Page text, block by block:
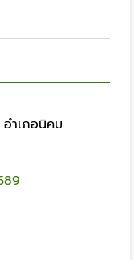
ำเภอนิคม